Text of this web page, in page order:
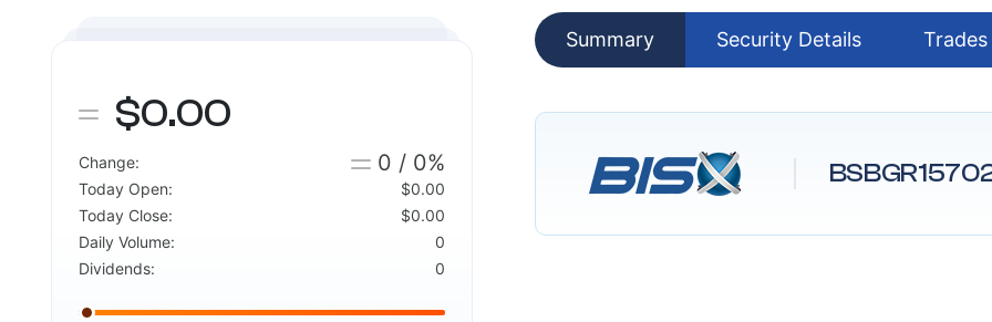
$0.00
Change: 0 / 0%
Today Open:
$0.00
Today Close:
$0.00
Daily Volume:
0
Dividends:
0
Summary Security Details Trades